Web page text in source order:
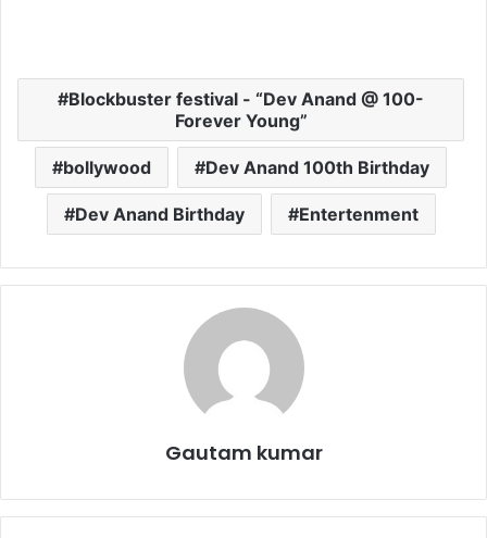
Blockbuster festival - “Dev Anand @ 100-
Forever Young”
bollywood Dev Anand 100th Birthday
Dev Anand Birthday Entertenment
Gautam kumar